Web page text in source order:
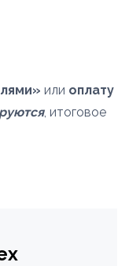
или оплату
, итоговое